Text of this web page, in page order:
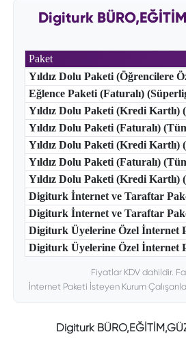
Digiturk
Paket
Yıldız Dolu Paketi (Öğrencilere
Eğlence Paketi (Faturalı)
Yıldız Dolu Paketi (Kredi
Yıldız Dolu Paketi (Faturalı)
Yıldız Dolu Paketi (Kredi
Yıldız Dolu Paketi (Faturalı)
Yıldız Dolu Paketi (Kredi
Digiturk İnternet ve Taraftar
Digiturk İnternet ve Taraftar
Digiturk Üyelerine Özel İnternet
Digiturk Üyelerine Özel İnternet
Fiyatlar KDV dahildir.
İnternet Paketi İsteyen Kurum
Digiturk